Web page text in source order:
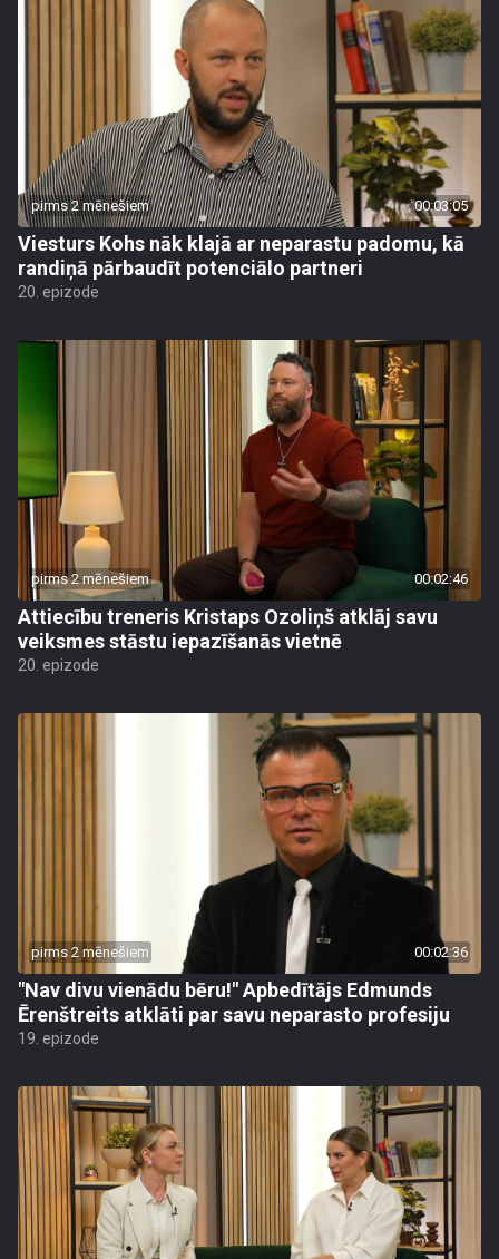
pirms 2 mēnešiem 00:03:05
Viesturs Kohs nāk klajā ar neparastu padomu, kā
randiņā pārbaudīt potenciālo partneri
20. epizode
pirms 2 mēnešiem 00:02:46
Attiecību treneris Kristaps Ozoliņš atklāj savu
veiksmes stāstu iepazīšanās vietnē
20. epizode
pirms 2 mēnešiem 00:02:36
"Nav divu vienādu bēru!" Apbedītājs Edmunds
Ērenštreits atklāti par savu neparasto profesiju
19. epizode